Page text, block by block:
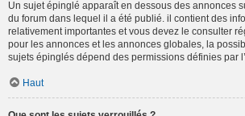
Un sujet épinglé apparaît en dessous des annonces
du forum dans lequel il a été publié. il contient des
relativement importantes et vous devez le consulter
pour les annonces et les annonces globales, la
sujets épinglés dépend des permissions définies par
Haut